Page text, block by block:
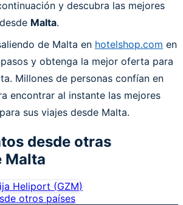
y descubra las mejores
Malta.
de Malta en hotelshop.com en
y obtenga la mejor oferta para
Millones de personas confían en
encontrar al instante las mejores
sus viajes desde Malta.
desde otras
Malta
Heliport (GZM)
otros países